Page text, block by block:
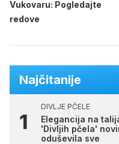
Vukovaru: Pogledajte
redove
Najčitanije
DIVLJE PČELE
Elegancija na
'Divljih pčela'
oduševila sve